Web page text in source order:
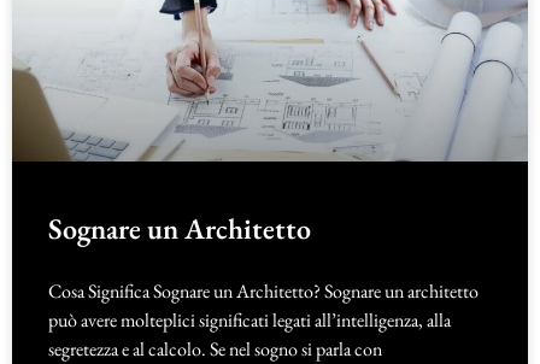
Sognare un Architetto
Cosa Significa Sognare un Architetto? Sognare un architetto
può avere molteplici significati legati all’intelligenza, alla
segretezza e al calcolo. Se nel sogno si parla con